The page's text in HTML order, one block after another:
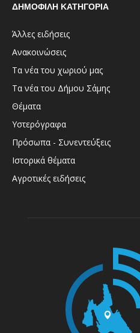
ΔΗΜΟΦΙΛΗ ΚΑΤΗΓΟΡΙΑ
Άλλες ειδήσεις
Ανακοινώσεις
Τα νέα του χωριού μας
Τα νέα του Δήμου Σάμης
Θέματα
Υστερόγραφα
Πρόσωπα - Συνεντεύξεις
Ιστορικά θέματα
Αγροτικές ειδήσεις